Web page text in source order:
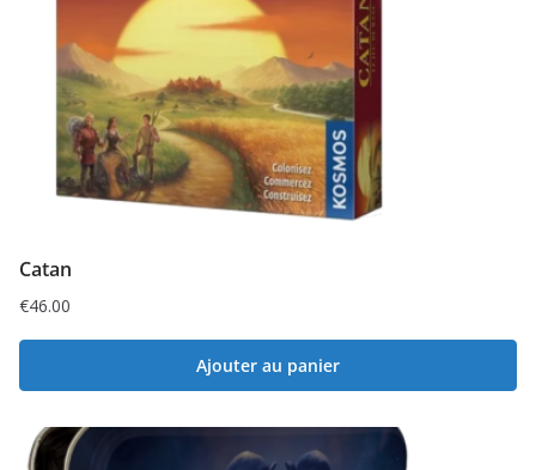
Catan
€46.00
Ajouter au panier